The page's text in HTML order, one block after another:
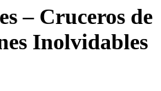
– Cruceros de
Inolvidables